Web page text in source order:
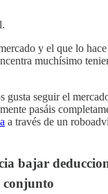
y el que lo hace
muchísimo
gusta seguir el
pasáis
a través de un
bajar
conjunto